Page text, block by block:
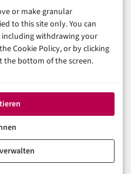
or make granular
to this site only. You can
withdrawing your
Cookie Policy, or by clicking
the bottom of the screen.